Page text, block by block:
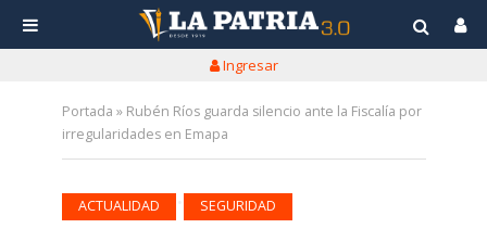
Ingresar
Portada » Rubén Ríos guarda silencio ante la Fiscalía por
irregularidades en Emapa
ACTUALIDAD SEGURIDAD